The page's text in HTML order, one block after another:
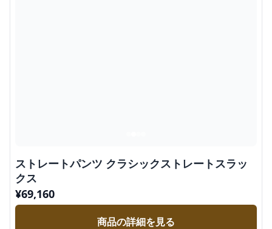
ストレートパンツ クラシックストレートスラッ
クス
¥69,160
商品の詳細を見る